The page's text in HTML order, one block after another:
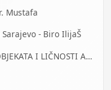
Mustafa
Sarajevo - Biro IlijaŠ
DETEKTIVSKA AGENCIJA I ZAŠTITA OBJEKATA I LIČNOSTI ALFA DM Travnik